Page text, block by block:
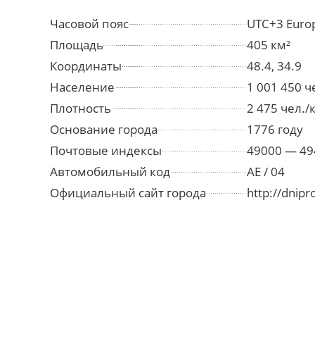
Часовой пояс
UTC+3
Площадь
405 км²
Координаты
48.4, 34.9
Население
1 001 450
Плотность
2 475 чел./
Основание города
1776 году
Почтовые индексы
49000 —
Автомобильный код
AE / 04
Официальный сайт города
http://